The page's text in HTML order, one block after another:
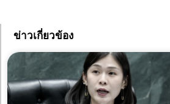
ข่าวเกี่ยวข้อง